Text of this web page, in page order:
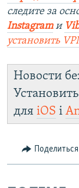
следите за
Instagram и
установить
Новости
Установить
для iOS і
Поделиться